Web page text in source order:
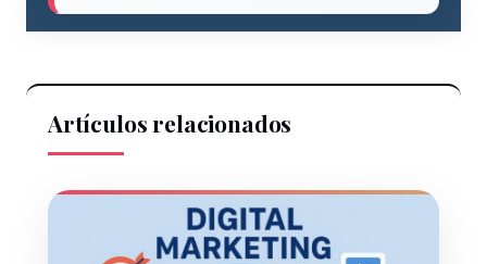
Artículos relacionados